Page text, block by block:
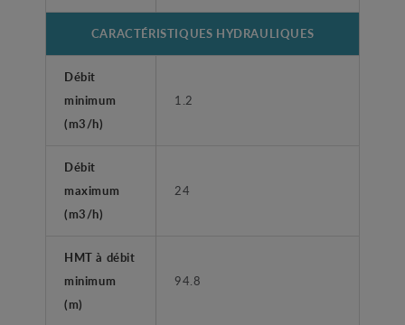
CARACTÉRISTIQUES HYDRAULIQUES
Débit
minimum
(m3/h)
1.2
Débit
maximum
(m3/h)
24
HMT à débit
minimum
(m)
94.8